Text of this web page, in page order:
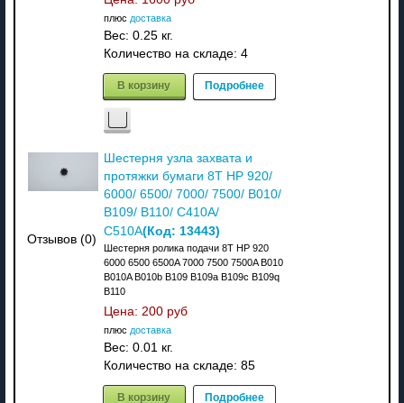
плюс доставка
Вес: 0.25 кг.
Количество на складе: 4
В корзину Подробнее
Отзывов (0)
Шестерня узла захвата и
протяжки бумаги 8T HP ‎920/
6000/ 6500/ ‎7000/ 7500/ B010/
B109/ B110/ C410A/
C510A(Код: 13443)
Шестерня ролика подачи 8T HP ‎920
6000 6500 6500A ‎7000 7500 7500A B010
B010A B010b B109 B109a B109c B109q
B110
Цена: 200 руб
плюс доставка
Вес: 0.01 кг.
Количество на складе: 85
В корзину Подробнее